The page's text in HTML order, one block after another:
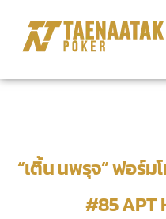
“เติ้น นพรุจ” ฟอร์ม
#85 APT